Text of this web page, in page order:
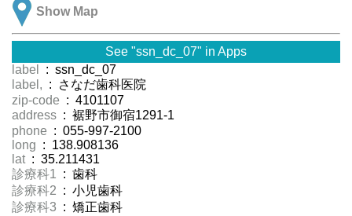
Show Map
See "ssn_dc_07" in Apps
label
: ssn_dc_07
label, : さなだ歯科医院
zip-code : 4101107
address : 裾野市御宿1291-1
phone : 055-997-2100
long : 138.908136
lat : 35.211431
診療科1 : 歯科
診療科2 : 小児歯科
診療科3 : 矯正歯科